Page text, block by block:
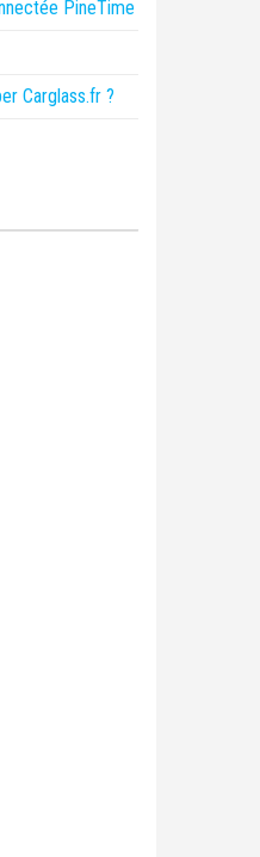
PineTime
Carglass.fr ?